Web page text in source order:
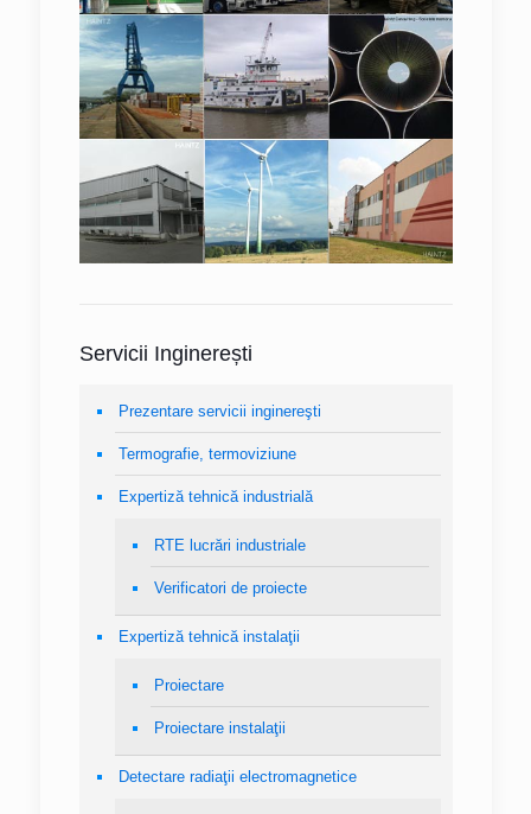
Servicii Inginerești
Prezentare servicii inginereşti
Termografie, termoviziune
Expertiză tehnică industrială
RTE lucrări industriale
Verificatori de proiecte
Expertiză tehnică instalaţii
Proiectare
Proiectare instalaţii
Detectare radiaţii electromagnetice